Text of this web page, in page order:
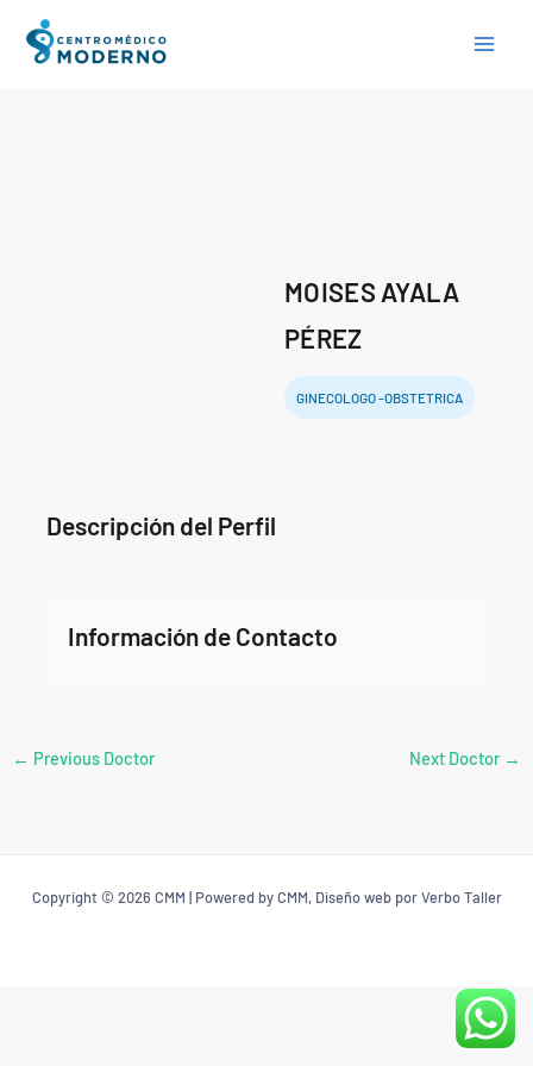
MOISES AYALA
PÉREZ
GINECOLOGO -OBSTETRICA
Información de Contacto
Descripción del Perfil
← Previous Doctor Next Doctor →
Copyright © 2026 CMM | Powered by CMM, Diseño web por Verbo Taller